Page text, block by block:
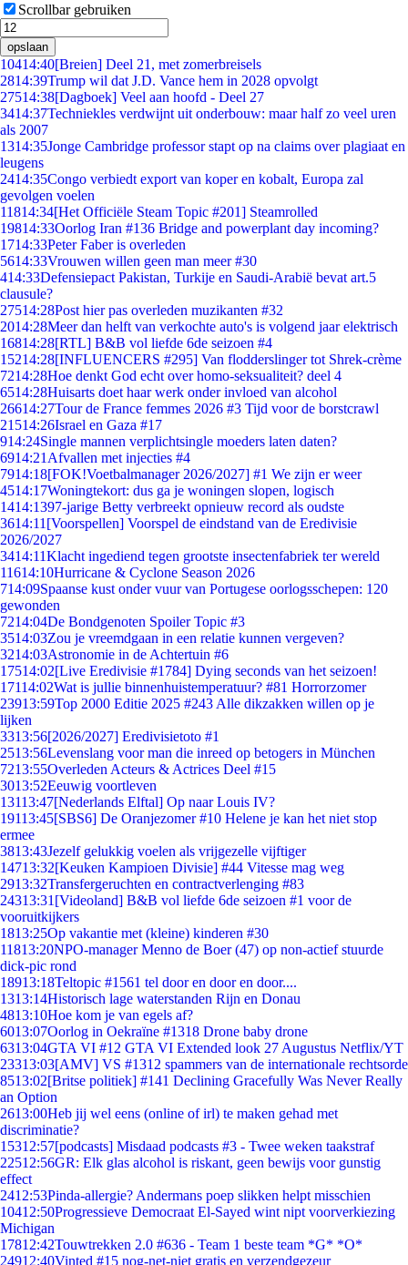
Scrollbar gebruiken
opslaan
10414:40[Breien] Deel 21, met zomerbreisels
2814:39Trump wil dat J.D. Vance hem in 2028 opvolgt
27514:38[Dagboek] Veel aan hoofd - Deel 27
3414:37Techniekles verdwijnt uit onderbouw: maar half zo veel uren
als 2007
1314:35Jonge Cambridge professor stapt op na claims over plagiaat en
leugens
2414:35Congo verbiedt export van koper en kobalt, Europa zal
gevolgen voelen
11814:34[Het Officiële Steam Topic #201] Steamrolled
19814:33Oorlog Iran #136 Bridge and powerplant day incoming?
1714:33Peter Faber is overleden
5614:33Vrouwen willen geen man meer #30
414:33Defensiepact Pakistan, Turkije en Saudi-Arabië bevat art.5
clausule?
27514:28Post hier pas overleden muzikanten #32
2014:28Meer dan helft van verkochte auto's is volgend jaar elektrisch
16814:28[RTL] B&B vol liefde 6de seizoen #4
15214:28[INFLUENCERS #295] Van flodderslinger tot Shrek-crème
7214:28Hoe denkt God echt over homo-seksualiteit? deel 4
6514:28Huisarts doet haar werk onder invloed van alcohol
26614:27Tour de France femmes 2026 #3 Tijd voor de borstcrawl
21514:26Israel en Gaza #17
914:24Single mannen verplichtsingle moeders laten daten?
6914:21 Afvallen met injecties #4
7914:18[FOK!Voetbalmanager 2026/2027] #1 We zijn er weer
4514:17Woningtekort: dus ga je woningen slopen, logisch
1414:1397-jarige Betty verbreekt opnieuw record als oudste
3614:11 [Voorspellen] Voorspel de eindstand van de Eredivisie
2026/2027
3414:11Klacht ingediend tegen grootste insectenfabriek ter wereld
11614:10Hurricane & Cyclone Season 2026
714:09Spaanse kust onder vuur van Portugese oorlogsschepen: 120
gewonden
7214:04De Bondgenoten Spoiler Topic #3
3514:03Zou je vreemdgaan in een relatie kunnen vergeven?
3214:03Astronomie in de Achtertuin #6
17514:02[Live Eredivisie #1784] Dying seconds van het seizoen!
17114:02Wat is jullie binnenhuistemperatuur? #81 Horrorzomer
23913:59Top 2000 Editie 2025 #243 Alle dikzakken willen op je
lijken
3313:56[2026/2027] Eredivisietoto #1
2513:56Levenslang voor man die inreed op betogers in München
7213:55Overleden Acteurs & Actrices Deel #15
3013:52Eeuwig voortleven
13113:47[Nederlands Elftal] Op naar Louis IV?
19113:45[SBS6] De Oranjezomer #10 Helene je kan het niet stop
ermee
3813:43Jezelf gelukkig voelen als vrijgezelle vijftiger
14713:32[Keuken Kampioen Divisie] #44 Vitesse mag weg
2913:32Transfergeruchten en contractverlenging #83
24313:31 [Videoland] B&B vol liefde 6de seizoen #1 voor de
vooruitkijkers
1813:25Op vakantie met (kleine) kinderen #30
11813:20NPO-manager Menno de Boer (47) op non-actief stuurde
dick-pic rond
18913:18Teltopic #1561 tel door en door en door....
1313:14Historisch lage waterstanden Rijn en Donau
4813:10Hoe kom je van egels af?
6013:07Oorlog in Oekraïne #1318 Drone baby drone
6313:04GTA VI #12 GTA VI Extended look 27 Augustus Netflix/YT
23313:03[AMV] VS #1312 spammers van de internationale rechtsorde
8513:02[Britse politiek] #141 Declining Gracefully Was Never Really
an Option
2613:00Heb jij wel eens (online of irl) te maken gehad met
discriminatie?
15312:57[podcasts] Misdaad podcasts #3 - Twee weken taakstraf
22512:56GR: Elk glas alcohol is riskant, geen bewijs voor gunstig
effect
2412:53Pinda-allergie? Andermans poep slikken helpt misschien
10412:50Progressieve Democraat El-Sayed wint nipt voorverkiezing
Michigan
17812:42Touwtrekken 2.0 #636 - Team 1 beste team *G* *O*
24912:40Vinted #15 nog-net-niet gratis en verzendgezeur